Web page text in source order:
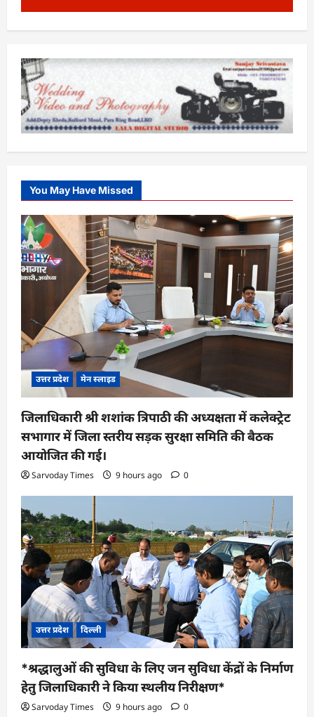
You May Have Missed
उत्तर प्रदेश मेन स्लाइड
जिलाधिकारी श्री शशांक त्रिपाठी की अध्यक्षता में कलेक्ट्रेट
सभागार में जिला स्तरीय सड़क सुरक्षा समिति की बैठक
आयोजित की गई।
Sarvoday Times 9 hours ago 0
उत्तर प्रदेश दिल्ली
*श्रद्धालुओं की सुविधा के लिए जन सुविधा केंद्रों के निर्माण
हेतु जिलाधिकारी ने किया स्थलीय निरीक्षण*
Sarvoday Times 9 hours ago 0